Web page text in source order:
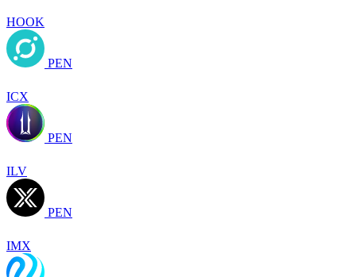
HOOK
PEN
ICX
PEN
ILV
PEN
IMX